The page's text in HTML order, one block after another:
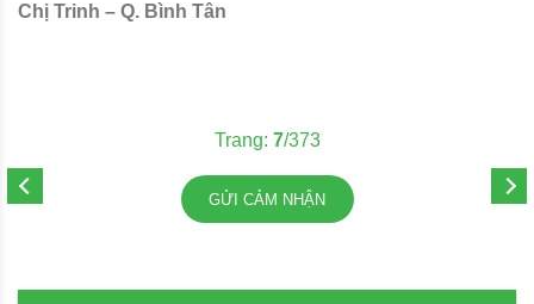
Chị Trinh – Q. Bình Tân
Trang: 7/373
GỬI CẢM NHẬN